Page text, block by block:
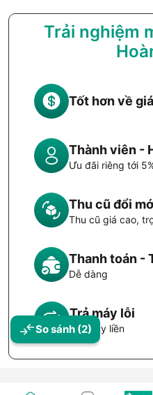
So sánh (2)
Trải nghiệm
Tốt hơn về giá
Thành viên -
Ưu đãi riêng tới
Thu cũ đổi
Thu cũ giá cao,
Thanh toán -
Dễ dàng
Trả máy lỗi
Đổi máy liền